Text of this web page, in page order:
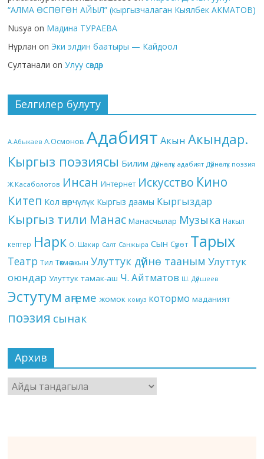
“АЛМА ӨСПӨГӨН АЙЫЛ” (кыргызчалаган Кыялбек АКМАТОВ)
Nusya on Мадина ТУРАЕВА
Нұрлан on Эки элдин баатыры — Кайдоол
Султанали onУлуу сөздөр
Белгилер булуту
А.Абыкаев А.Осмонов Адабият Акын Акындар.
Кыргыз поэзиясы Билим Дүйнөлүк адабият Дүйнөлүк поэзия
Ж.Касаболотов Инсан Интернет Искусство Кино
Китеп Кол өнөрчүлүк Кыргыз даамы Кыргыздар
Кыргыз тили Манас Манасчылар Музыка Накыл
кептер Нарк О. Шакир Салт Санжыра Сын Сүрөт Тарых
Театр Тил Төкмө акын Улуттук дүйнө тааным Улуттук
оюндар Улуттук тамак-аш Ч. Айтматов Ш. Дүйшеев
Эстутум аңгеме жомок комуз котормо маданият
поэзия сынак
Архив
Архив